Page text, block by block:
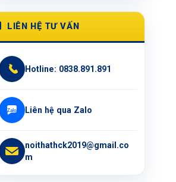
LIÊN HỆ TƯ VẤN
Hotline: 0838.891.891
Liên hệ qua Zalo
noithathck2019@gmail.co
m